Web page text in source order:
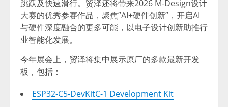
跳跃及快速滑行。贸泽还将带来2026 M-Design设计
大赛的优秀参赛作品，聚焦”AI+硬件创新”，开启AI
与硬件深度融合的更多可能，以电子设计创新助推行
业智能化发展。
今年展会上，贸泽将集中展示原厂的多款最新开发
板，包括：
ESP32-C5-DevKitC-1 Development Kit